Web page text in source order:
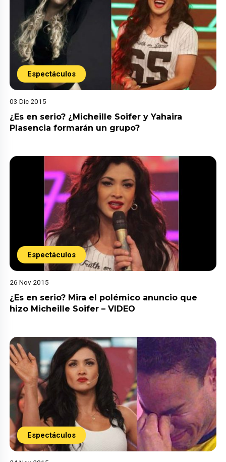
Espectáculos
03 Dic 2015
¿Es en serio? ¿Micheille Soifer y Yahaira
Plasencia formarán un grupo?
Espectáculos
26 Nov 2015
¿Es en serio? Mira el polémico anuncio que
hizo Micheille Soifer – VIDEO
Espectáculos